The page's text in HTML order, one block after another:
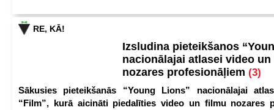
RE, KĀ!
Izsludina pieteikšanos
nacionālajai atlasei video
nozares profesionāļiem (3)
Sākusies pieteikšanās “Young Lions” nacionālajai
“Film”, kurā aicināti piedalīties video un filmu nozares